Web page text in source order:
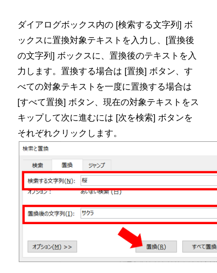
ダイアログボックス内の [検索する文字列] ボ
ックスに置換対象テキストを入力し、[置換後
の文字列] ボックスに、置換後のテキストを入
力します。置換する場合は [置換] ボタン、す
べての対象テキストを一度に置換する場合は
[すべて置換] ボタン、現在の対象テキストをス
キップして次に進むには [次を検索] ボタンを
それぞれクリックします。